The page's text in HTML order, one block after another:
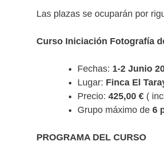
Las plazas se ocuparán por
Curso Iniciación Fotografía
Fechas: 1-2 Junio
Lugar: Finca El
Precio: 425,00 € (
Grupo máximo de 6
PROGRAMA DEL CURSO